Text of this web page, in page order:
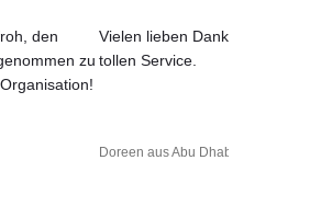
den
zu
Vielen lieben Dank für das
tollen Service.
Doreen aus Abu Dhabi